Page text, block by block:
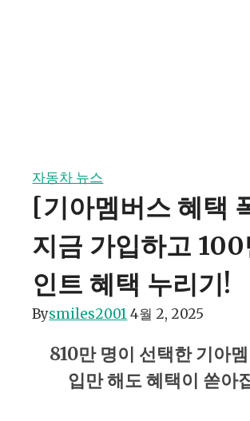
자동차 뉴스
[기아멤버스 혜택
지금 가입하고 100
인트 혜택 누리기!
Bysmiles2001 4월 2, 2025
810만 명이 선택한 기아
입만 해도 혜택이 쏟아